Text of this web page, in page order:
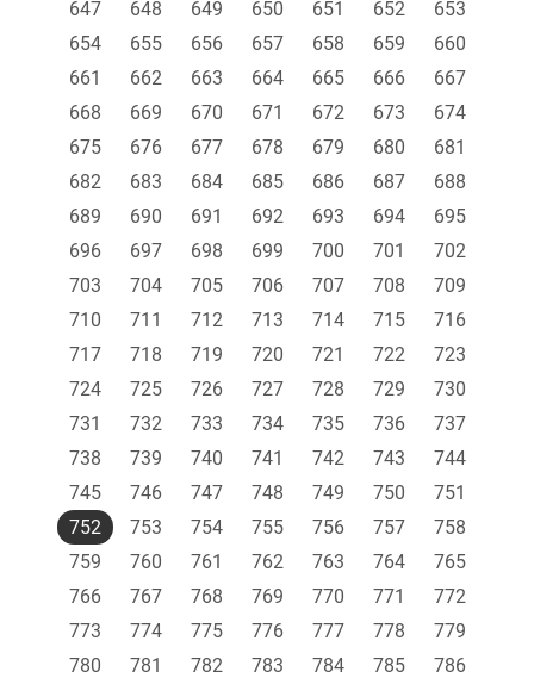
647
648 649 650 651 652
653
654
655 656 657 658 659
660
661
662 663 664 665 666
667
668
669 670 671 672 673
674
675
676 677 678 679 680
681
682
683 684 685 686 687
688
689
690 691 692 693 694
695
696
697 698 699 700 701
702
703
704 705 706 707 708
709
710
711 712 713 714 715
716
717
718 719 720 721 722
723
724
725 726 727 728 729
730
731
732 733 734 735 736
737
738
739 740 741 742 743
744
745
746 747 748 749 750
751
752
753 754 755 756 757
758
759
760 761 762 763 764
765
766
767 768 769 770 771
772
773
774 775 776 777 778
779
780
781 782 783 784 785
786